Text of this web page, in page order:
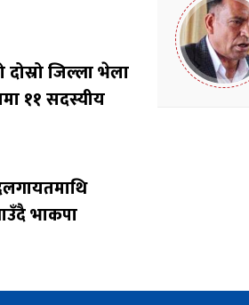
जिल्ला भेला
११ सदस्यीय
भाकपा